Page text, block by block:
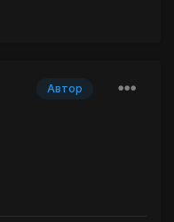
Автор